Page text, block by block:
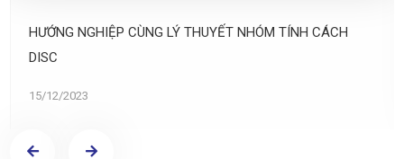
HƯỚNG NGHIỆP CÙNG LÝ THUYẾT NHÓM TÍNH CÁCH
DISC
15/12/2023